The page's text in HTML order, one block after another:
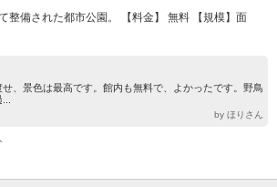
整備された都市公園。 【料金】 無料 【規模】面
、景色は最高です。館内も無料で、よかったです。野鳥
by ほりさん